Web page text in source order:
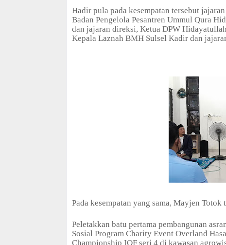
Hadir pula pada kesempatan tersebut
Badan Pengelola Pesantren Ummul Qura
dan jajaran direksi, Ketua DPW
Kepala Laznah BMH Sulsel Kadir dan
Pada kesempatan yang sama, Mayjen
Peletakkan batu pertama pembangunan
Sosial Program Charity Event Overland
Championship IOF seri 4 di kawasan